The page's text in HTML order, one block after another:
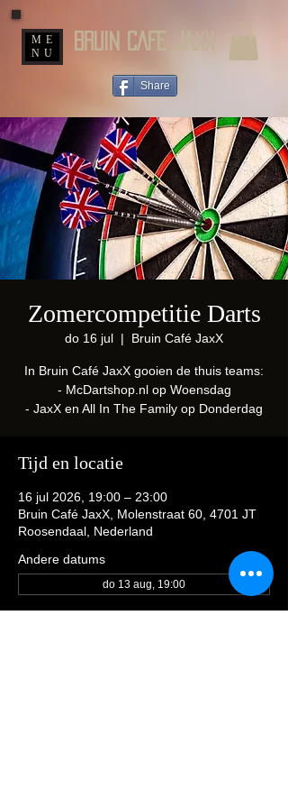
BRUIN CAFE JAXX
ME
NU
Share
Zomercompetitie Darts
do 16 jul
  |
Bruin Café JaxX
In Bruin Café JaxX gooien de thuis teams:
- McDartshop.nl op Woensdag
- JaxX en All In The Family op Donderdag
Tijd en locatie
16 jul 2026, 19:00 – 23:00
Bruin Café JaxX, Molenstraat 60, 4701 JT
Roosendaal, Nederland
Andere datums
do 13 aug, 19:00